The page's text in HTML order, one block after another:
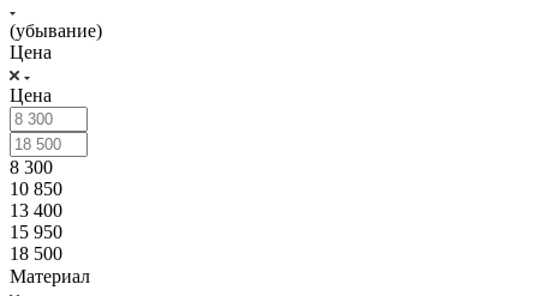
(убывание)
Цена
Цена
8 300
10 850
13 400
15 950
18 500
Материал